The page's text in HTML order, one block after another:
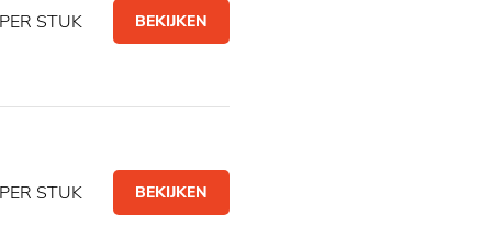
PER STUK BEKIJKEN
PER STUK BEKIJKEN